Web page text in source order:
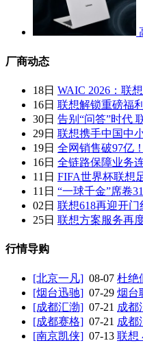
厂商动态
18日 WAIC 2026：联
16日 联想解锁重磅福
30日 告别“问答”时代
29日 联想携手中国中
19日 全网销售破97亿
16日 全链路保障业务
11日 FIFA世界杯联想
11日 “一球千金”席卷
02日 联想618再迎开
25日 联想方案服务再
行情导购
[北京一凡] 08-07 杜绝
[烟台迅驰] 07-29 烟台
[成都汇渤] 07-21 成都
[成都赛格] 07-21 成都
[南京凯侠] 07-13 联想